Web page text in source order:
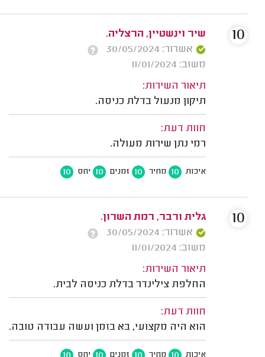
שיר וינשטיין, הרצליה.
אשרור: 30/05/2024
משוב: 11/01/2024
תיאור השירות:
תיקון מנעול בדלת כניסה.
חוות דעת:
רמי נתן שירות מעולה.
איכות 10 מחיר 10 זמנים 10 יחס 10
10
גלית ורבר, רמת השרון.
אשרור: 30/05/2024
משוב: 11/01/2024
תיאור השירות:
החלפת צילינדר בדלת כניסה לבית.
חוות דעת:
הוא היה מקצועי, בא בזמן ועשה עבודה טובה.
10